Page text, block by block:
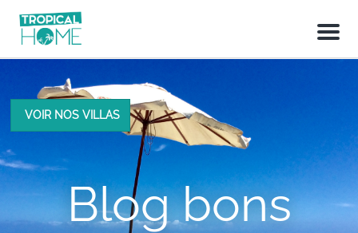
M
n
VOIR NOS VILLAS
Blog bons